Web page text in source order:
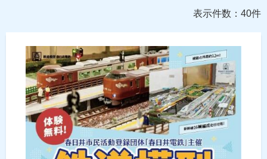
表示件数：40件